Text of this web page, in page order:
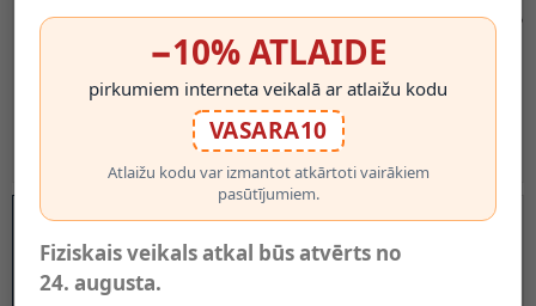
−10% ATLAIDE
pirkumiem interneta veikalā ar atlaižu kodu
VASARA10
Atlaižu kodu var izmantot atkārtoti vairākiem
pasūtījumiem.
Fiziskais veikals atkal būs atvērts no
24. augusta.